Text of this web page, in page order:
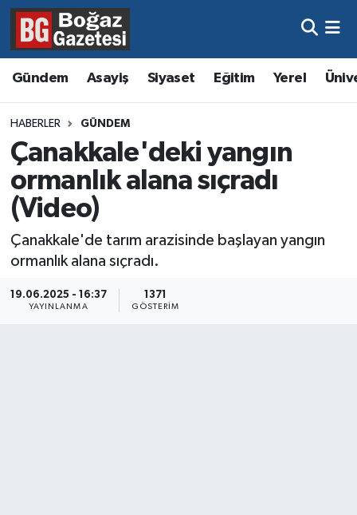
Gündem Asayiş Siyaset Eğitim Yerel
HABERLER GÜNDEM
Çanakkale'deki yangın
ormanlık alana sıçradı
(Video)
Çanakkale'de tarım arazisinde başlayan yangın
ormanlık alana sıçradı.
19.06.2025 - 16:37
YAYINLANMA
1371
GÖSTERIM
Asayiş
Eğitim
Ekonomi
Gündem
Kültür ve Sanat
Magazin
Resmi İlanlar
Hava Durumu
Trafik Durumu
Süper Lig Puan Durumu ve Fikstür
Tüm Manşetler
Son Dakika Haberleri
Haber Arşivi